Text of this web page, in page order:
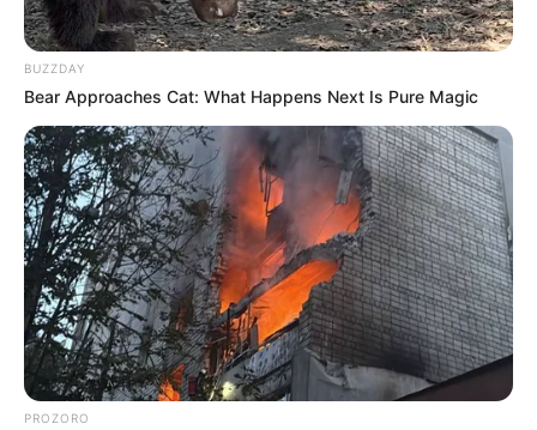
BUZZDAY
Bear Approaches Cat: What Happens Next Is Pure Magic
PROZORO